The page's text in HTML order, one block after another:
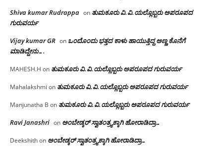
Shiva kumar Rudrappa on ತುಮಕೂರು‌ ವಿ.ವಿ.ಯಲ್ಲೊಬ್ಬರು ಅಪರೂಪದ
ಗುರುವರ್ಯ
Vijay kumar GR on ಒಂದೊಂದು ಭತ್ತದ ಕಾಳು ಹಾಯುತ್ತಿದ್ದ ಅಣ್ಣ ಕೊನೆಗೆ
ಮಾಡಿದ್ದೇನು….
MAHESH.H on ತುಮಕೂರು‌ ವಿ.ವಿ.ಯಲ್ಲೊಬ್ಬರು ಅಪರೂಪದ ಗುರುವರ್ಯ
Mahalakshmi on ತುಮಕೂರು‌ ವಿ.ವಿ.ಯಲ್ಲೊಬ್ಬರು ಅಪರೂಪದ ಗುರುವರ್ಯ
Manjunatha B on ತುಮಕೂರು‌ ವಿ.ವಿ.ಯಲ್ಲೊಬ್ಬರು ಅಪರೂಪದ ಗುರುವರ್ಯ
Ravi Janashri on ಅಂಬೇಡ್ಕರ್ ಸ್ವಾತಂತ್ರ್ಯಕ್ಕಾಗಿ ಹೋರಾಡಿದ್ರಾ…
Deekshithon ಅಂಬೇಡ್ಕರ್ ಸ್ವಾತಂತ್ರ್ಯಕ್ಕಾಗಿ ಹೋರಾಡಿದ್ರಾ…